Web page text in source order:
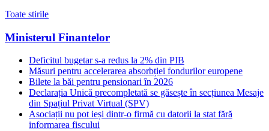
Toate stirile
Ministerul Finantelor
Deficitul bugetar s-a redus la 2% din PIB
Măsuri pentru accelerarea absorbției fondurilor europene
Bilete la băi pentru pensionari în 2026
Declarația Unică precompletată se găsește în secțiunea Mesaje
din Spațiul Privat Virtual (SPV)
Asociații nu pot ieși dintr-o firmă cu datorii la stat fără
informarea fiscului